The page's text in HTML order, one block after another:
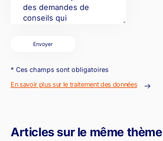
Envoyer
* Ces champs sont obligatoires
En savoir plus sur le traitement des données
Articles sur le même thème